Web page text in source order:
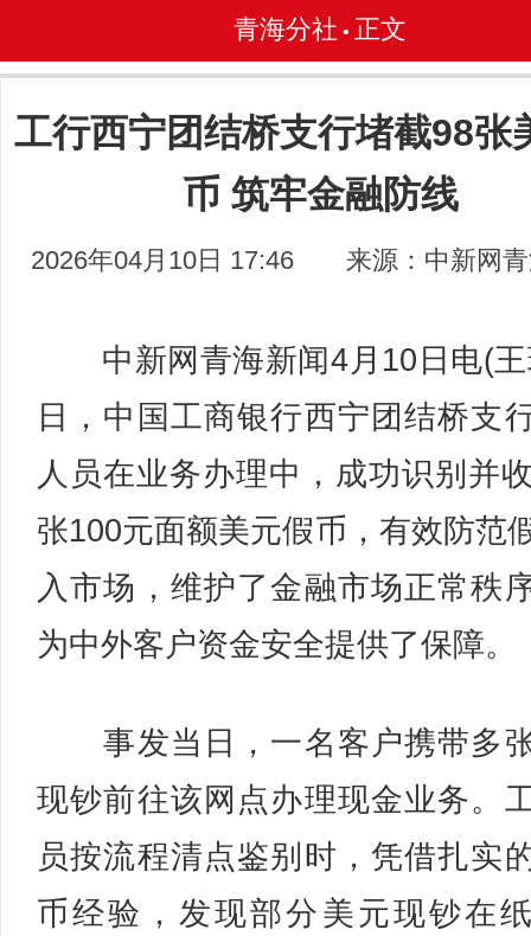
青海分社 • 正文
工行西宁团结桥支行堵截98张
币 筑牢金融防线
2026年04月10日 17:46 来源：中新网
中新网青海新闻4月10日电(王
日，中国工商银行西宁团结桥支
人员在业务办理中，成功识别并
张100元面额美元假币，有效防范
入市场，维护了金融市场正常秩
为中外客户资金安全提供了保障。
事发当日，一名客户携带多
现钞前往该网点办理现金业务。
员按流程清点鉴别时，凭借扎实
币经验，发现部分美元现钞在